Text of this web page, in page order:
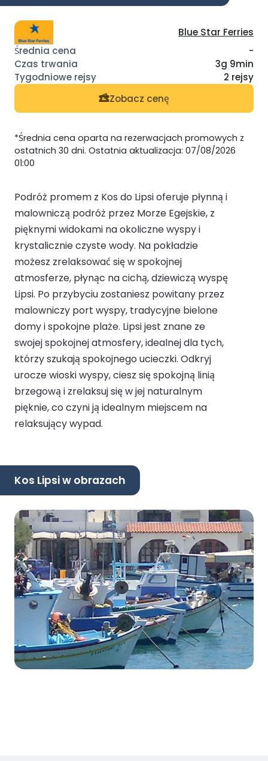
Blue Star Ferries
-
3g 9min
2 rejsy
Zobacz cenę
*Średnia cena oparta na rezerwacjach promowych z
ostatnich 30 dni. Ostatnia aktualizacja: 07/08/2026
01:00
Podróż promem z Kos do Lipsi oferuje płynną i
malowniczą podróż przez Morze Egejskie, z
pięknymi widokami na okoliczne wyspy i
krystalicznie czyste wody. Na pokładzie
możesz zrelaksować się w spokojnej
atmosferze, płynąc na cichą, dziewiczą wyspę
Lipsi. Po przybyciu zostaniesz powitany przez
malowniczy port wyspy, tradycyjne bielone
domy i spokojne plaże. Lipsi jest znane ze
swojej spokojnej atmosfery, idealnej dla tych,
którzy szukają spokojnego ucieczki. Odkryj
urocze wioski wyspy, ciesz się spokojną linią
brzegową i zrelaksuj się w jej naturalnym
pięknie, co czyni ją idealnym miejscem na
relaksujący wypad.
Kos Lipsi w obrazach